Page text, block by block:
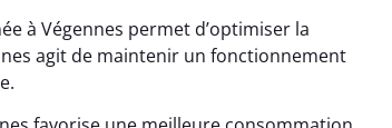
à Végennes permet d’optimiser la
agit de maintenir un fonctionnement